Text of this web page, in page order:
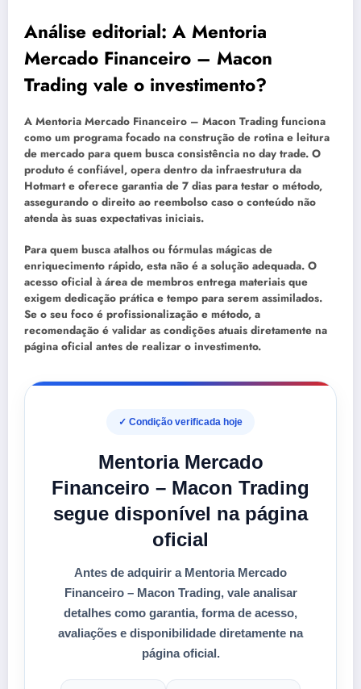
Análise editorial: A Mentoria
Mercado Financeiro – Macon
Trading vale o investimento?
A Mentoria Mercado Financeiro – Macon Trading funciona
como um programa focado na construção de rotina e leitura
de mercado para quem busca consistência no day trade. O
produto é confiável, opera dentro da infraestrutura da
Hotmarte oferece garantia de 7 dias para testar o método,
assegurando o direito ao reembolso caso o conteúdo não
atenda às suas expectativas iniciais.
Para quem busca atalhos ou fórmulas mágicas de
enriquecimento rápido, esta não é a solução adequada. O
acesso oficial à área de membros entrega materiais que
exigem dedicação prática e tempo para serem assimilados.
Se o seu foco é profissionalização e método, a
recomendação é validar as condições atuais diretamente na
página oficial antes de realizar o investimento.
✓ Condição verificada hoje
Mentoria Mercado
Financeiro – Macon Trading
segue disponível na página
oficial
Antes de adquirir a Mentoria Mercado
Financeiro – Macon Trading, vale analisar
detalhes como garantia, forma de acesso,
avaliações e disponibilidade diretamente na
página oficial.